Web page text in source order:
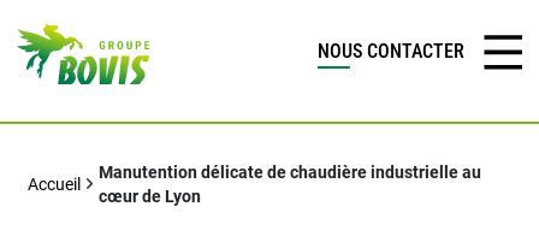
NOUS CONTACTER
Accueil
Manutention délicate de chaudière industrielle au
cœur de Lyon